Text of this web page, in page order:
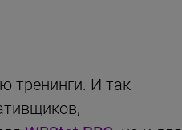
тренинги. И так